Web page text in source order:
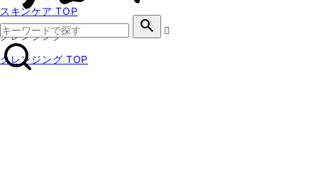
search
スキンケア TOP
クレンジング
クレンジング TOP